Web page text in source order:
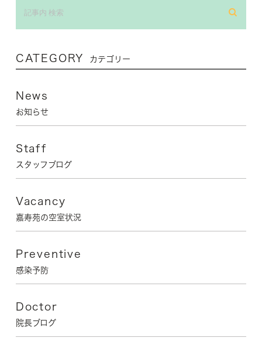
CATEGORY カテゴリー
News
お知らせ
Staff
スタッフブログ
Vacancy
嘉寿苑の空室状況
Preventive
感染予防
Doctor
院長ブログ